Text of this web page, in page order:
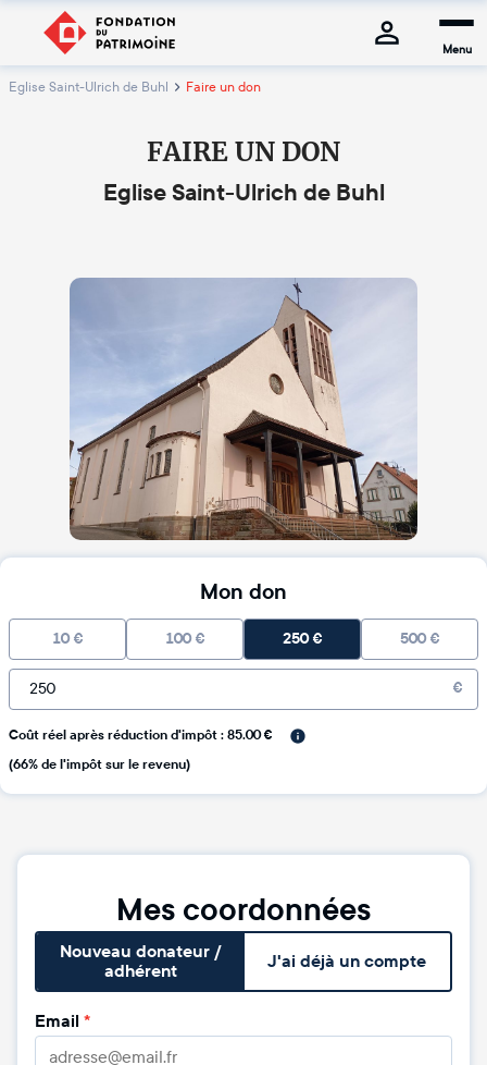
Menu
Eglise Saint-Ulrich de Buhl Faire un don
FAIRE UN DON
Eglise Saint-Ulrich de Buhl
Mon don
10 € 100 € 250€ 500 €
€
Coût réel après réduction d'impôt : 85.00 €
(66% de l'impôt sur le revenu)
Mes coordonnées
Nouveau donateur /
adhérent
J'ai déjà un compte
Email *